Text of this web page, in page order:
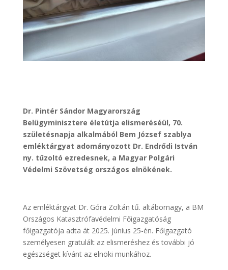
Dr. Pintér Sándor Magyarország
Belügyminisztere életútja elismeréséül, 70.
születésnapja alkalmából Bem József szablya
emléktárgyat adományozott Dr. Endrődi István
ny. tűzoltó ezredesnek, a Magyar Polgári
Védelmi Szövetség országos elnökének.
Az emléktárgyat Dr. Góra Zoltán tű. altábornagy, a BM
Országos Katasztrófavédelmi Főigazgatóság
főigazgatója adta át 2025. június 25-én. Főigazgató
személyesen gratulált az elismeréshez és további jó
egészséget kívánt az elnöki munkához.